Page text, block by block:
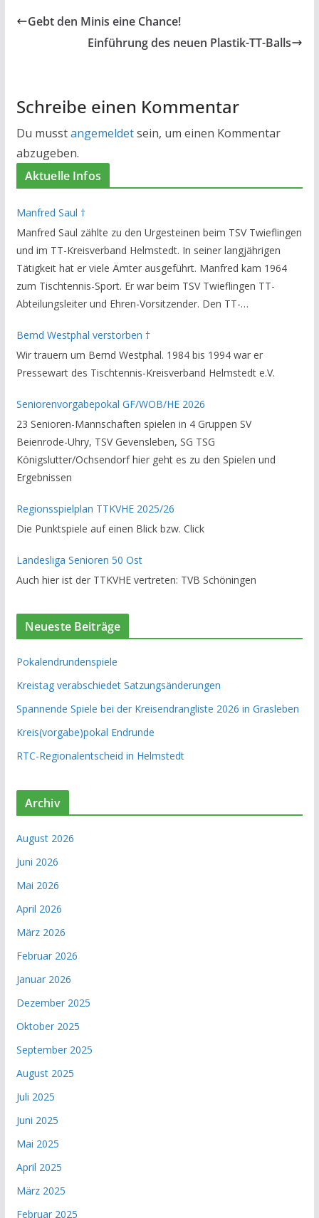
Gebt den Minis eine Chance!
Einführung des neuen Plastik-TT-Balls
Schreibe einen Kommentar
Du musstangemeldetsein, um einen Kommentar
abzugeben.
Aktuelle Infos
Manfred Saul †
Manfred Saul zählte zu den Urgesteinen beim TSV Twieflingen
und im TT-Kreisverband Helmstedt. In seiner langjährigen
Tätigkeit hat er viele Ämter ausgeführt. Manfred kam 1964
zum Tischtennis-Sport. Er war beim TSV Twieflingen TT-
Abteilungsleiter und Ehren-Vorsitzender. Den TT-
Helmstedt unterstützte er als Staffelleiter. Zuletzt war er
Vorsitzender des Rechtsausschusses im Kreisverband. Im
stillen GedenkenH.-K. Bartels / Vorsitzender
Bernd Westphal verstorben †
Wir trauern um Bernd Westphal. 1984 bis 1994 war er
Pressewart des Tischtennis-Kreisverband Helmstedt e.V.
Seniorenvorgabepokal GF/WOB/HE 2026
23 Senioren-Mannschaften spielen in 4 Gruppen SV
Beienrode-Uhry, TSV Gevensleben, SG TSG
Königslutter/Ochsendorf hier geht es zu den Spielen und
Ergebnissen
Regionsspielplan TTKVHE 2025/26
Die Punktspiele auf einen Blick bzw. Click
Landesliga Senioren 50 Ost
Auch hier ist der TTKVHE vertreten: TVB Schöningen
Neueste Beiträge
Pokalendrundenspiele
Kreistag verabschiedet Satzungsänderungen
Spannende Spiele bei der Kreisendrangliste 2026 in Grasleben
Kreis(vorgabe)pokal Endrunde
RTC-Regionalentscheid in Helmstedt
Archiv
August 2026
Juni 2026
Mai 2026
April 2026
März 2026
Februar 2026
Januar 2026
Dezember 2025
Oktober 2025
September 2025
August 2025
Juli 2025
Juni 2025
Mai 2025
April 2025
März 2025
Februar 2025